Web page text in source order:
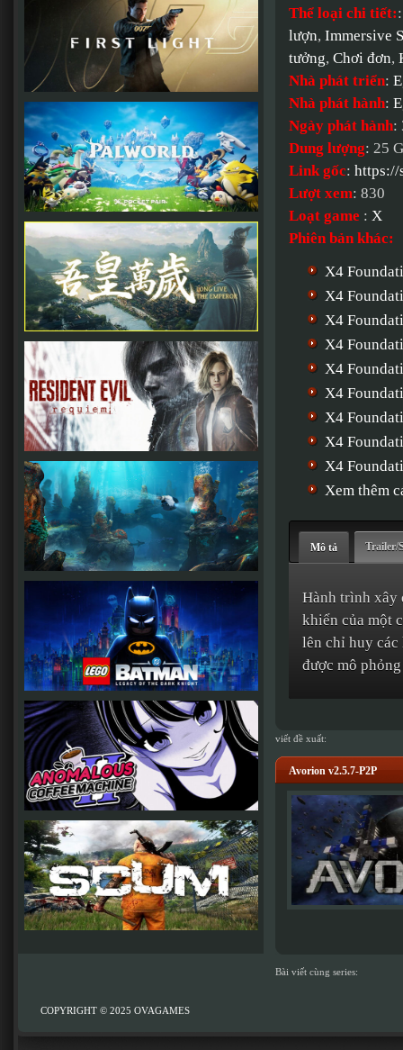
Thể loại chi tiết:
lượn, Immersive
tưởng, Chơi đơn,
Nhà phát triển:
Nhà phát hành:
Ngày phát hành:
Dung lượng: 25
Link gốc: https://
Lượt xem: 830
Loạt game : X
Phiên bản khác:
X4
X4
X4
X4
X4
X4
X4
X4
X4
Xem thêm
Mô tả Trailer/
Hành trình xây
khiển của một
lên chỉ huy các
được mô
viết đề xuất:
Avorion v2.5.7-P2P
Bài viết cùng series:
COPYRIGHT © 2025 OVAGAMES